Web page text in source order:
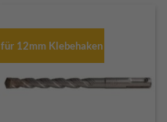
für 12mm Klebehaken